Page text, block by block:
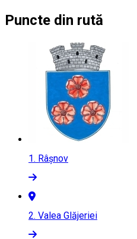
Puncte din rută
1. Râșnov
2. Valea Glăjeriei